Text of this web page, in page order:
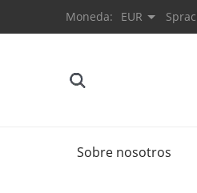
Moneda: EUR
Sobre nosotros